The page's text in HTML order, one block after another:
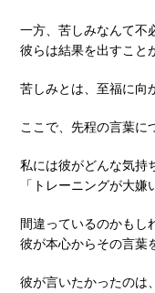
一方、苦しみなんて不
彼らは結果を出すこと
苦しみとは、至福に向
ここで、先程の言葉に
私には彼がどんな気持
「トレーニングが大嫌
間違っているのかもし
彼が本心からその言葉
彼が言いたかったのは